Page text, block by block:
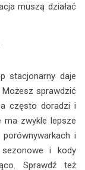
muszą działać
stacjonarny daje
sprawdzić
często doradzi i
ma zwykle lepsze
i
sezonowe i kody
Sprawdź też